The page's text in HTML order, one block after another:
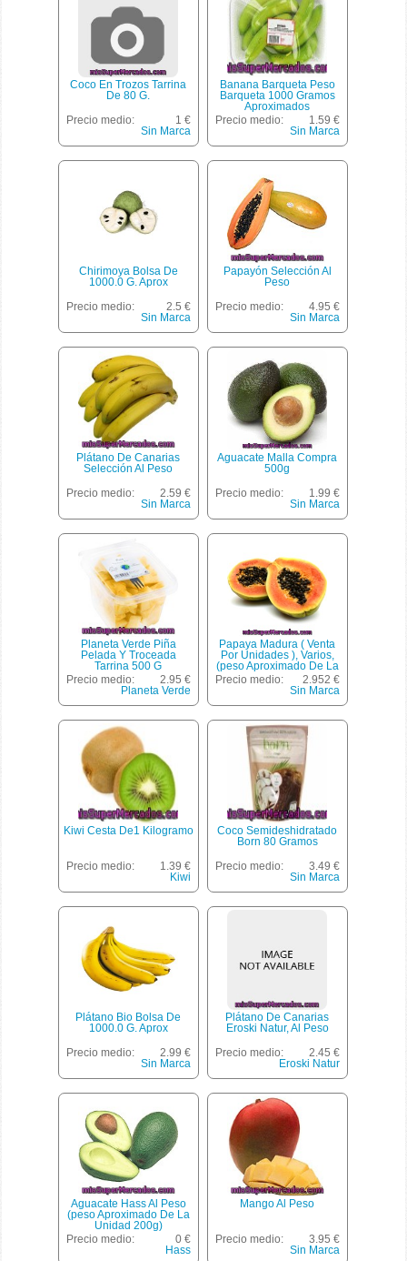
Coco En Trozos Tarrina
De 80 G.
Precio medio:
1 €
Sin Marca
Banana Barqueta Peso
Barqueta 1000 Gramos
Aproximados
Precio medio:
1.59 €
Sin Marca
Chirimoya Bolsa De
1000.0 G. Aprox
Precio medio:
2.5 €
Sin Marca
Papayón Selección Al
Peso
Precio medio:
4.95 €
Sin Marca
Plátano De Canarias
Selección Al Peso
Precio medio:
2.59 €
Sin Marca
Aguacate Malla Compra
500g
Precio medio:
1.99 €
Sin Marca
Planeta Verde Piña
Pelada Y Troceada
Tarrina 500 G
Precio medio:
2.95 €
Planeta Verde
Papaya Madura ( Venta
Por Unidades ), Varios,
(peso Aproximado De La
Unidad 800 Gr)
Precio medio:
2.952 €
Sin Marca
Kiwi Cesta De1 Kilogramo
Precio medio:
1.39 €
Kiwi
Coco Semideshidratado
Born 80 Gramos
Precio medio:
3.49 €
Sin Marca
Plátano Bio Bolsa De
1000.0 G. Aprox
Precio medio:
2.99 €
Sin Marca
Plátano De Canarias
Eroski Natur, Al Peso
Precio medio:
2.45 €
Eroski Natur
Aguacate Hass Al Peso
(peso Aproximado De La
Unidad 200g)
Precio medio:
0 €
Hass
Mango Al Peso
Precio medio:
3.95 €
Sin Marca